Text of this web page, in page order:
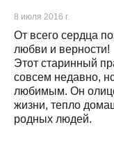
8 июля 2016 г.
От всего сердца
любви и верности!
Этот старинный
совсем недавно,
любимым. Он
жизни, тепло
родных людей.